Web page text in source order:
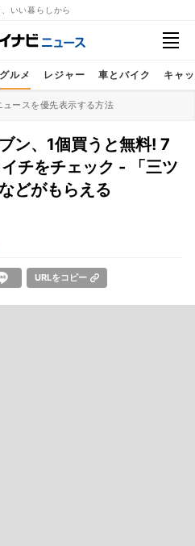
いい暮らしから
グルメ レジャー 車とバイク キャ
ースを優先表示する方法
ン、1個買うと無料! 7
チをチェック - 「三ツ
どがもらえる
URLをコピー